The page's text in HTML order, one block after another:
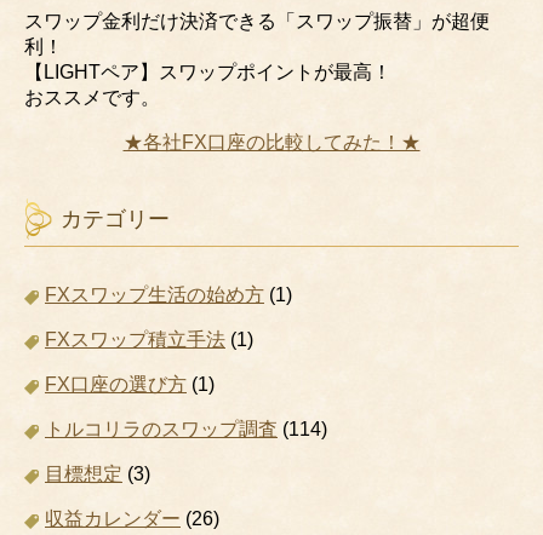
スワップ金利だけ決済できる「スワップ振替」が超便
利！
【LIGHTペア】スワップポイントが最高！
おススメです。
★各社FX口座の比較してみた！★
カテゴリー
FXスワップ生活の始め方 (1)
FXスワップ積立手法 (1)
FX口座の選び方 (1)
トルコリラのスワップ調査 (114)
目標想定 (3)
収益カレンダー (26)